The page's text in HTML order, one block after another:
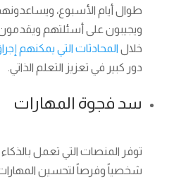
طوال أيام الأسبوع،
ويجيبون على أسئلتهم
خلال المحادثات التي يمكنهم
دور كبير في تعزيز التعلم الذاتي.
سد فجوة المهارات
توفر المنصات التي تعمل
شخصياً وفرصاً لتحسين